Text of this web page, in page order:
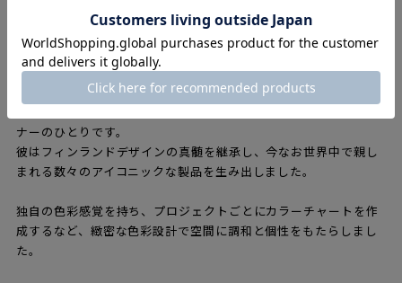
イルマリ・タピオヴァーラ（1914 – 1999）は、フィンランドを
ナーのひとりです。
彼はフィンランドデザインの真髄を継承し、今なお世界中で親し
まれる数々のアイコニックな製品を生み出しました。
独自の色彩感覚を持ち、プロジェクトごとにカラーチャートを作
成するなど、緻密な色彩設計で空間に調和と個性をもたらしまし
た。